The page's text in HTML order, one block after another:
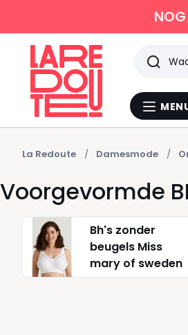
Zoeken
La Redoute Damesmode
Voorgevormde
Bh's zonder
beugels Miss
mary of sweden